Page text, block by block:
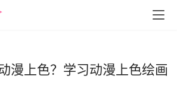
漫上色？学习动漫上色绘画